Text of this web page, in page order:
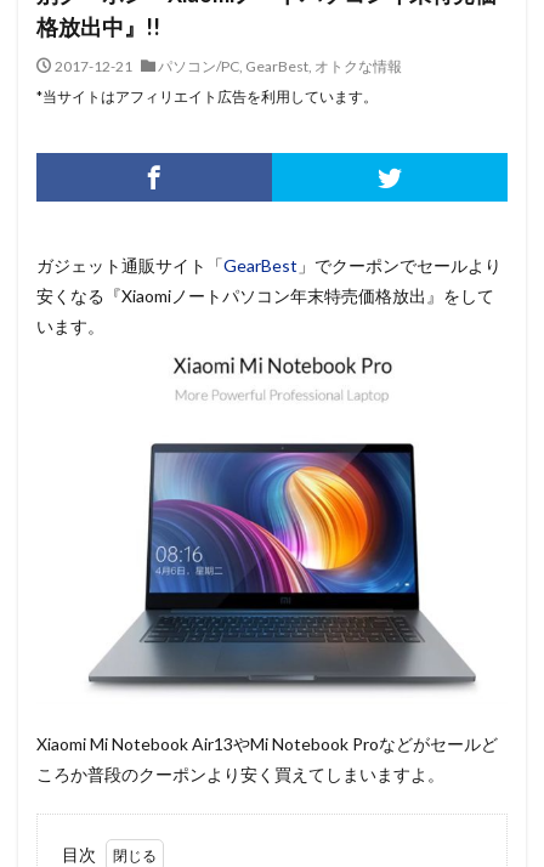
格放出中』!!
2017-12-21 パソコン/PC, GearBest, オトクな情報
*当サイトはアフィリエイト広告を利用しています。
ガジェット通販サイト「GearBest 」でクーポンでセールより
安くなる『Xiaomiノートパソコン年末特売価格放出』をして
います。
Xiaomi Mi Notebook Air13やMi Notebook Proなどがセールど
ころか普段のクーポンより安く買えてしまいますよ。
目次